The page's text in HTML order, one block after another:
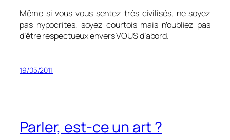
Même si vous vous sentez très civilisés, ne soyez
pas hypocrites, soyez courtois mais n’oubliez pas
d’être respectueux envers VOUS d’abord.
19/05/2011
Parler, est-ce un art ?